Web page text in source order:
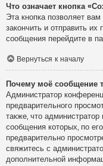
Что означает кнопка
Эта кнопка позволяет
закончить и отправить их
сообщения перейдите в
Вернуться к началу
Почему моё сообщение
Администратор
предварительного
также, что
сообщения которых, по
предварительно
свяжитесь с
дополнительной